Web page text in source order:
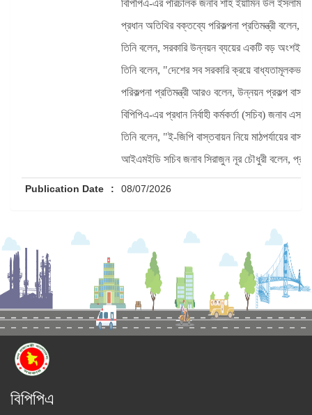
বিপিপিএ-এর পরিচালক জনাব শাহ ইয়ামিন উল ইসলাম
প্রধান অতিথির বক্তব্যে পরিকল্পনা প্রতিমন্ত্রী বলেন,
তিনি বলেন, সরকারি উন্নয়ন ব্যয়ের একটি বড় অংশই
তিনি বলেন, "দেশের সব সরকারি ক্রয়ে
পরিকল্পনা প্রতিমন্ত্রী আরও বলেন, উন্নয়ন প্রকল্প
বিপিপিএ-এর প্রধান নির্বাহী কর্মকর্তা (সচিব) জনাব
তিনি বলেন, "ই-জিপি বাস্তবায়ন নিয়ে মাঠপর্যায়ের
আইএমইডি সচিব জনাব সিরাজুন নূর চৌধুরী বলেন,
Publication Date : 08/07/2026
বিপিপিএ